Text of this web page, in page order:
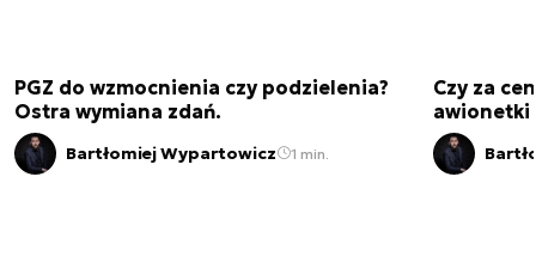
PGZ do wzmocnienia czy podzielenia?
Ostra wymiana zdań.
Bartłomiej Wypartowicz 1 min.
Czy za
awionetki